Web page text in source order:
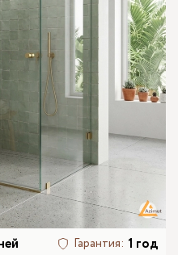
Гарантия: 1 год